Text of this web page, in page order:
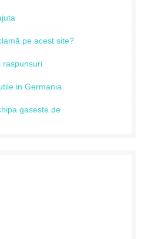
pe acest site?
raspunsuri
in Germania
gaseste.de